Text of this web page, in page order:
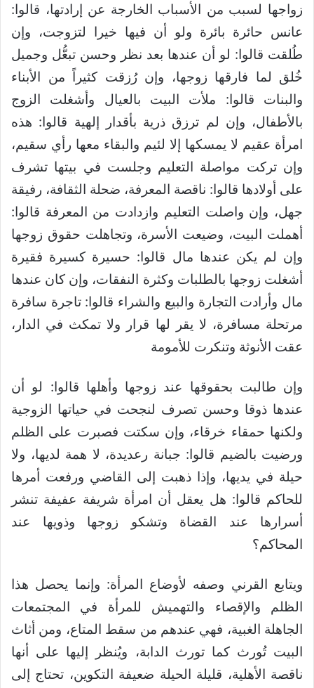
زواجها لسبب من الأسباب الخارجة عن إرادتها، قالوا:
عانس حائرة بائرة ولو أن فيها خيرا لتزوجت، وإن
طُلقت قالوا: لو أن عندها بعد نظر وحسن تبعُّل وجميل
خُلق لما فارقها زوجها، وإن رُزقت كثيراً من الأبناء
والبنات قالوا: ملأت البيت بالعيال وأشغلت الزوج
بالأطفال، وإن لم ترزق ذرية بأقدار إلهية قالوا: هذه
امرأة عقيم لا يمسكها إلا لئيم والبقاء معها رأي سقيم،
وإن تركت مواصلة التعليم وجلست في بيتها تشرف
على أولادها قالوا: ناقصة المعرفة، ضحلة الثقافة، رفيقة
جهل، وإن واصلت التعليم وازدادت من المعرفة قالوا:
أهملت البيت، وضيعت الأسرة، وتجاهلت حقوق زوجها
وإن لم يكن عندها مال قالوا: حسيرة كسيرة فقيرة
أشغلت زوجها بالطلبات وكثرة النفقات، وإن كان عندها
مال وأرادت التجارة والبيع والشراء قالوا: تاجرة سافرة
مرتحلة مسافرة، لا يقر لها قرار ولا تمكث في الدار،
عقت الأنوثة وتنكرت للأمومة
وإن طالبت بحقوقها عند زوجها وأهلها قالوا: لو أن
عندها ذوقا وحسن تصرف لنجحت في حياتها الزوجية
ولكنها حمقاء خرقاء، وإن سكتت فصبرت على الظلم
ورضيت بالضيم قالوا: جبانة رعديدة، لا همة لديها، ولا
حيلة في يديها، وإذا ذهبت إلى القاضي ورفعت أمرها
للحاكم قالوا: هل يعقل أن امرأة شريفة عفيفة تنشر
أسرارها عند القضاة وتشكو زوجها وذويها عند
المحاكم؟
ويتابع القرني وصفه لأوضاع المرأة: وإنما يحصل هذا
الظلم والإقصاء والتهميش للمرأة في المجتمعات
الجاهلة الغبية، فهي عندهم من سقط المتاع، ومن أثاث
البيت تُورث كما تورث الدابة، ويُنظر إليها على أنها
ناقصة الأهلية، قليلة الحيلة ضعيفة التكوين، تحتاج إلى